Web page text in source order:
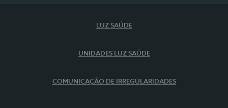
LUZ SAÚDE
UNIDADES LUZ SAÚDE
COMUNICAÇÃO DE IRREGULARIDADES